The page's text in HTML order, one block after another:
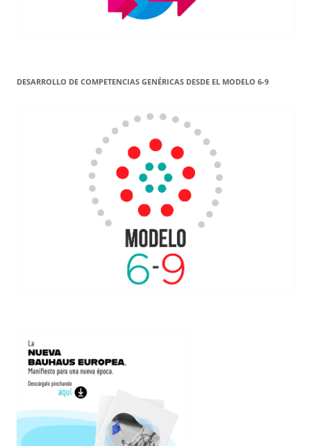
DESARROLLO DE COMPETENCIAS GENÉRICAS DESDE EL MODELO 6-9